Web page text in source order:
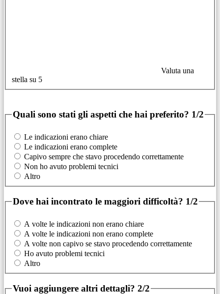
Valuta una
stella su 5
Quali sono stati gli aspetti che hai preferito? 1/2
Le indicazioni erano chiare
Le indicazioni erano complete
Capivo sempre che stavo procedendo correttamente
Non ho avuto problemi tecnici
Altro
Dove hai incontrato le maggiori difficoltà? 1/2
A volte le indicazioni non erano chiare
A volte le indicazioni non erano complete
A volte non capivo se stavo procedendo correttamente
Ho avuto problemi tecnici
Altro
Vuoi aggiungere altri dettagli? 2/2